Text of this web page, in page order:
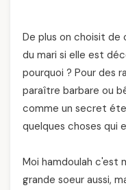
De plus on choisit
du mari si elle est
pourquoi ? Pour des
paraître barbare ou
comme un secret
quelques choses qui
Moi hamdoulah c'est
grande soeur aussi,